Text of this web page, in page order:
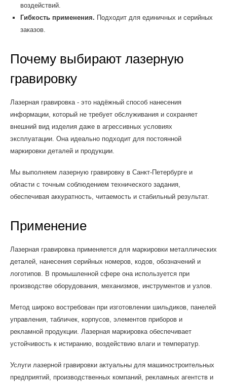
воздействий.
Гибкость применения. Подходит для единичных и серийных
заказов.
Почему выбирают лазерную
гравировку
Лазерная гравировка - это надёжный способ нанесения
информации, который не требует обслуживания и сохраняет
внешний вид изделия даже в агрессивных условиях
эксплуатации. Она идеально подходит для постоянной
маркировки деталей и продукции.
Мы выполняем лазерную гравировку в Санкт-Петербурге и
области с точным соблюдением технического задания,
обеспечивая аккуратность, читаемость и стабильный результат.
Применение
Лазерная гравировка применяется для маркировки металлических
деталей, нанесения серийных номеров, кодов, обозначений и
логотипов. В промышленной сфере она используется при
производстве оборудования, механизмов, инструментов и узлов.
Метод широко востребован при изготовлении шильдиков, панелей
управления, табличек, корпусов, элементов приборов и
рекламной продукции. Лазерная маркировка обеспечивает
устойчивость к истиранию, воздействию влаги и температур.
Услуги лазерной гравировки актуальны для машиностроительных
предприятий, производственных компаний, рекламных агентств и